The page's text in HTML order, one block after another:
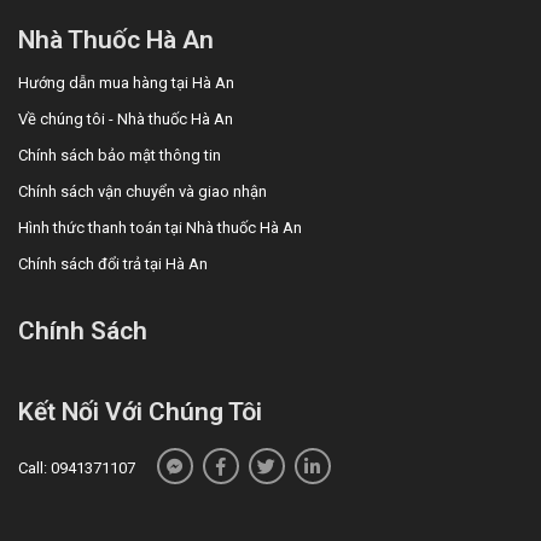
cập nhật nhằm đáp ứng từng nhu cầu điều trị khác nhau.
được tư vấn sản phẩm phù hợp với tình trạng hiện tại.
Nhà Thuốc Hà An
Hướng dẫn mua hàng tại Hà An
Về chúng tôi - Nhà thuốc Hà An
Chính sách bảo mật thông tin
Chính sách vận chuyển và giao nhận
Hình thức thanh toán tại Nhà thuốc Hà An
Chính sách đổi trả tại Hà An
Chính Sách
Kết Nối Với Chúng Tôi
Call: 0941371107